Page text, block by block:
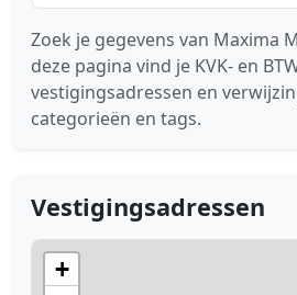
Zoek je gegevens van Maxima
deze pagina vind je KVK- en
vestigingsadressen en
categorieën en tags.
Vestigingsadressen
+